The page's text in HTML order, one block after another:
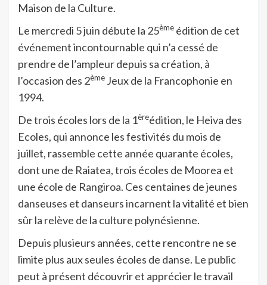
Maison de la Culture.
Le mercredi 5 juin débute la 25ème édition de cet
événement incontournable qui n’a cessé de
prendre de l’ampleur depuis sa création, à
l’occasion des 2ème Jeux de la Francophonie en
1994.
De trois écoles lors de la 1èreédition, le Heiva des
Ecoles, qui annonce les festivités du mois de
juillet, rassemble cette année quarante écoles,
dont une de Raiatea, trois écoles de Moorea et
une école de Rangiroa. Ces centaines de jeunes
danseuses et danseurs incarnent la vitalité et bien
sûr la relève de la culture polynésienne.
Depuis plusieurs années, cette rencontre ne se
limite plus aux seules écoles de danse. Le public
peut à présent découvrir et apprécier le travail